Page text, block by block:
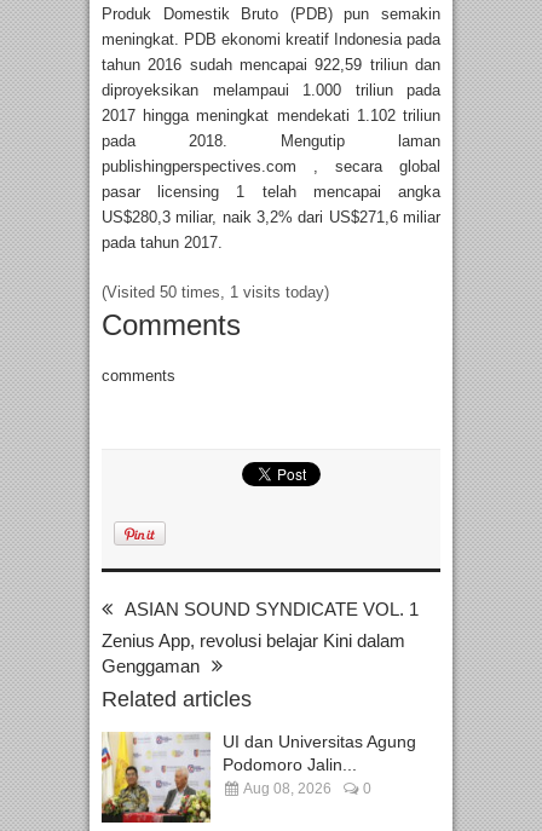
Produk Domestik Bruto (PDB) pun semakin
meningkat. PDB ekonomi kreatif Indonesia pada
tahun 2016 sudah mencapai 922,59 triliun dan
diproyeksikan melampaui 1.000 triliun pada
2017 hingga meningkat mendekati 1.102 triliun
pada 2018. Mengutip laman
publishingperspectives.com , secara global
pasar licensing 1 telah mencapai angka
US$280,3 miliar, naik 3,2% dari US$271,6 miliar
pada tahun 2017.
(Visited 50 times, 1 visits today)
Comments
comments
ASIAN SOUND SYNDICATE VOL. 1
Zenius App, revolusi belajar Kini dalam
Genggaman
Related articles
UI dan Universitas Agung
Podomoro Jalin...
Aug 08, 2026 0